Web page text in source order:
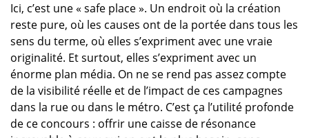
Ici, c’est une « safe place ». Un endroit où la création
reste pure, où les causes ont de la portée dans tous les
sens du terme, où elles s’expriment avec une vraie
originalité. Et surtout, elles s’expriment avec un
énorme plan média. On ne se rend pas assez compte
de la visibilité réelle et de l’impact de ces campagnes
dans la rue ou dans le métro. C’est ça l’utilité profonde
de ce concours : offrir une caisse de résonance